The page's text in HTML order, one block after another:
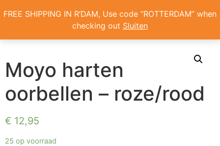
Moyo harten
oorbellen – roze/rood
€ 12,95
25 op voorraad
FREE SHIPPING IN R’DAM, Use code “ROTTERDAM” when
checking out Sluiten